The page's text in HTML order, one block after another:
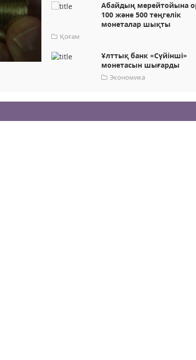
Абайдың мерейтойына
100 және 500 теңгелік
монеталар шықты
Қоғам
Ұлттық банк «Сүйінші»
монетасын шығарды
Экономика